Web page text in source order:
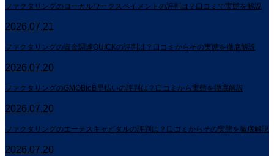
ファクタリングのローカルワークスペイメントの評判は？口コミで実態を解説
2026.07.21
ファクタリングの資金調達QUICKの評判は？口コミからその実態を徹底解説
2026.07.20
ファクタリングのGMOBtoB早払いの評判は？口コミから実態を徹底解説
2026.07.20
ファクタリングのエーテスキャピタルの評判は？口コミからその実態を徹底解説
2026.07.20